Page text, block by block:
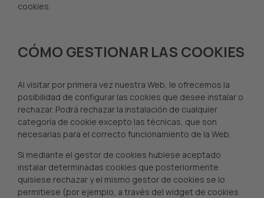
cookies.
CÓMO GESTIONAR LAS COOKIES
Al visitar por primera vez nuestra Web, le ofrecemos la
posibilidad de configurar las cookies que desee instalar o
rechazar. Podrá rechazar la instalación de cualquier
categoría de cookie excepto las técnicas, que son
necesarias para el correcto funcionamiento de la Web.
Si mediante el gestor de cookies hubiese aceptado
instalar determinadas cookies que posteriormente
quisiese rechazar y el mismo gestor de cookies se lo
permitiese (por ejemplo, a través del widget de cookies